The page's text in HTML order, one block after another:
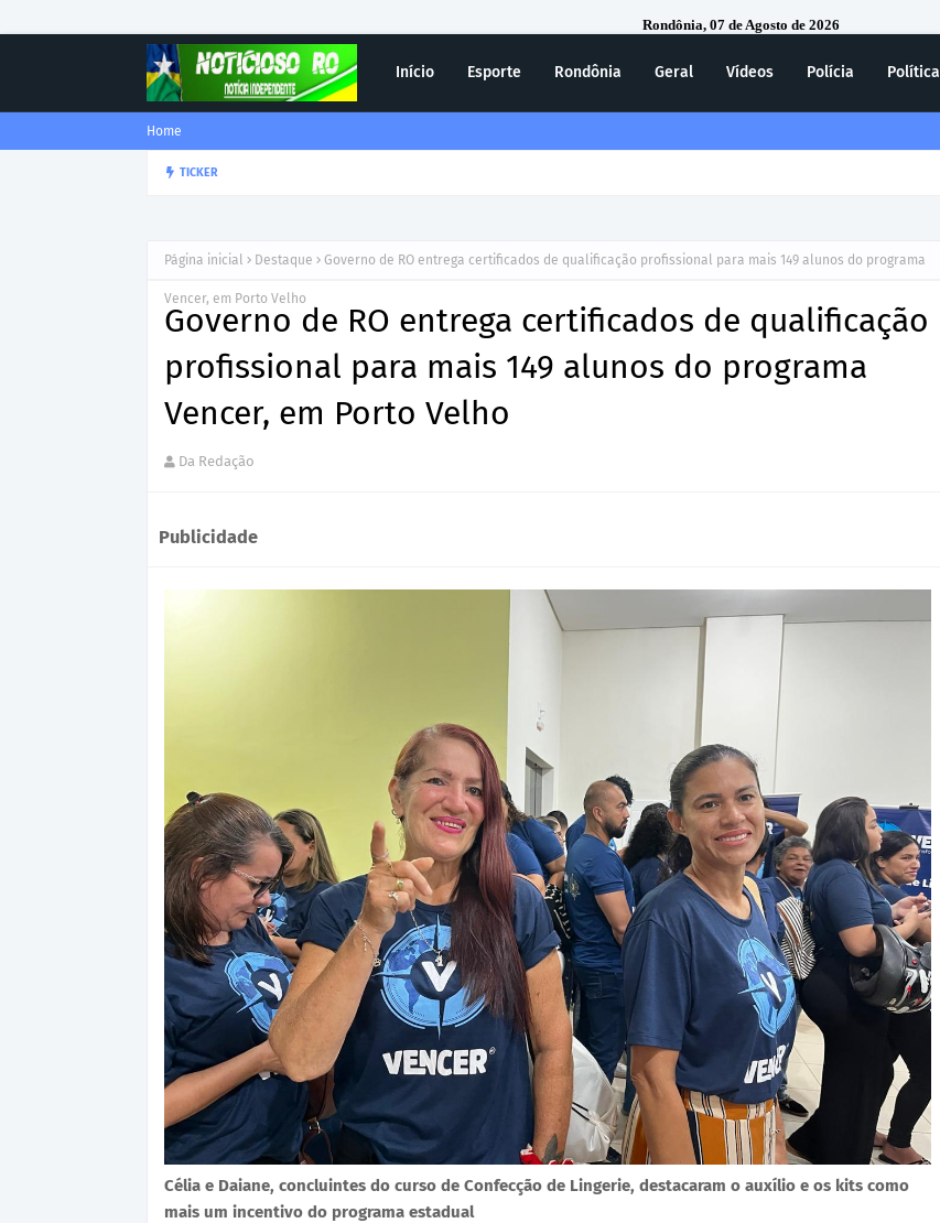
Rondônia, 07 de Agosto de 2026
Início Esporte Rondônia Geral Vídeos Polícia Política
Home
TICKER
Página inicial Destaque Governo de RO entrega certificados de qualificação profissional para mais 149 alunos do programa
Vencer, em Porto Velho
Governo de RO entrega certificados de qualificação
profissional para mais 149 alunos do programa
Vencer, em Porto Velho
Da Redação
Publicidade
Célia e Daiane, concluintes do curso de Confecção de Lingerie, destacaram o auxílio e os kits como
mais um incentivo do programa estadual